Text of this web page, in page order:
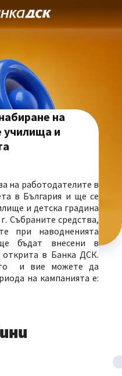
на
училища и
на работодателите в
в България и ще се
и детска градина
Събраните средства,
при наводненията
бъдат внесени в
открита в Банка ДСК.
и вие можете да
на кампанията е: